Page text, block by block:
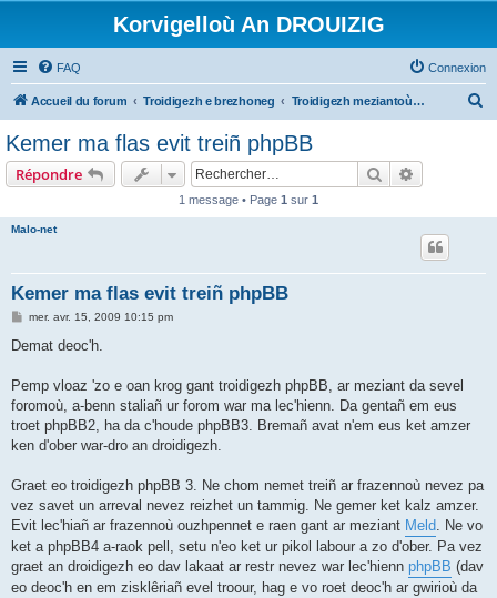
Korvigelloù An DROUIZIG
FAQ Connexion
Accueil du forum Troidigezh e brezhoneg Troidigezh meziantoù all (frank a wirioù evit an darn vrasañ anezho)
Kemer ma flas evit treiñ phpBB
Répondre Rechercher
1 message • Page 1 sur 1
Malo-net
Kemer ma flas evit treiñ phpBB
M
s
g
mer. avr. 15, 2009 10:15 pm
Demat deoc'h.
Pemp vloaz 'zo e oan krog gant troidigezh phpBB, ar meziant da sevel
foromoù, a-benn staliañ ur forom war ma lec'hienn. Da gentañ em eus
troet phpBB2, ha da c'houde phpBB3. Bremañ avat n'em eus ket amzer
ken d'ober war-dro an droidigezh.
Graet eo troidigezh phpBB 3. Ne chom nemet treiñ ar frazennoù nevez pa
vez savet un arreval nevez reizhet un tammig. Ne gemer ket kalz amzer.
Evit lec'hiañ ar frazennoù ouzhpennet e raen gant ar meziant Meld. Ne vo
ket a phpBB4 a-raok pell, setu n'eo ket ur pikol labour a zo d'ober. Pa vez
graet an droidigezh eo dav lakaat ar restr nevez war lec'hienn phpBB (dav
eo deoc'h en em zisklêriañ evel troour, hag e vo roet deoc'h ar gwirioù da